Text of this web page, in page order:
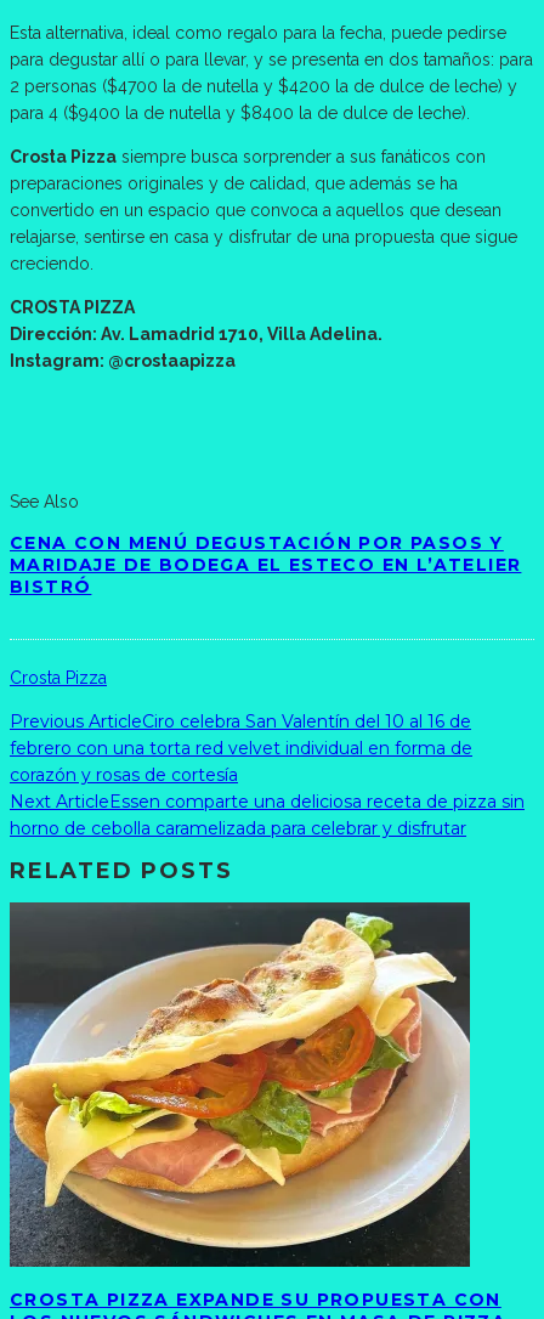
Esta alternativa, ideal como regalo para la fecha, puede pedirse
para degustar allí o para llevar, y se presenta en dos tamaños: para
2 personas ($4700 la de nutella y $4200 la de dulce de leche) y
para 4 ($9400 la de nutella y $8400 la de dulce de leche).
Crosta Pizza siempre busca sorprender a sus fanáticos con
preparaciones originales y de calidad, que además se ha
convertido en un espacio que convoca a aquellos que desean
relajarse, sentirse en casa y disfrutar de una propuesta que sigue
creciendo.
CROSTA PIZZA
Dirección: Av. Lamadrid 1710, Villa Adelina.
Instagram: @crostaapizza
See Also
CENA CON MENÚ DEGUSTACIÓN POR PASOS Y
MARIDAJE DE BODEGA EL ESTECO EN L’ATELIER
BISTRÓ
Crosta Pizza
Previous ArticleCiro celebra San Valentín del 10 al 16 de
febrero con una torta red velvet individual en forma de
corazón y rosas de cortesía
Next ArticleEssen comparte una deliciosa receta de pizza sin
horno de cebolla caramelizada para celebrar y disfrutar
RELATED POSTS
CROSTA PIZZA EXPANDE SU PROPUESTA CON